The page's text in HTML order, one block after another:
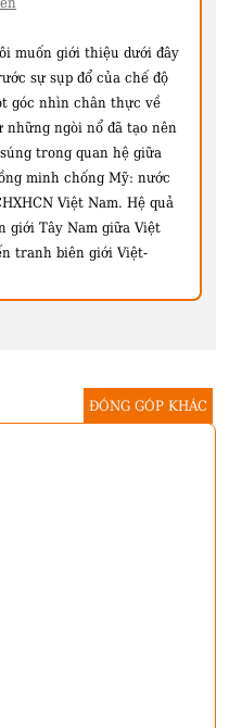
muốn giới thiệu dưới đây
sự sụp đổ của chế độ
góc nhìn chân thực về
ngòi nổ đã tạo nên
trong quan hệ giữa
minh chống Mỹ: nước
Việt Nam. Hệ quả
giới Tây Nam giữa Việt
tranh biên giới Việt-
ĐÓNG GÓP KHÁC